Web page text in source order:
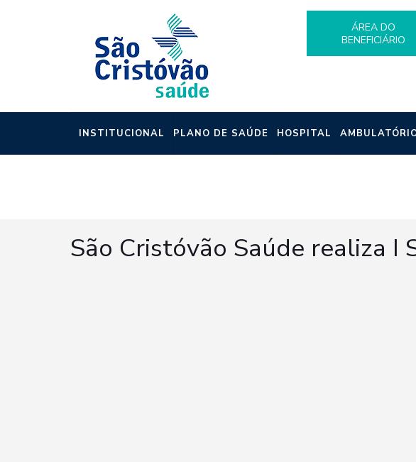
ÁREA DO
BENEFICIÁRIO
INSTITUCIONAL PLANO DE SAÚDE HOSPITAL
São Cristóvão Saúde realiza I